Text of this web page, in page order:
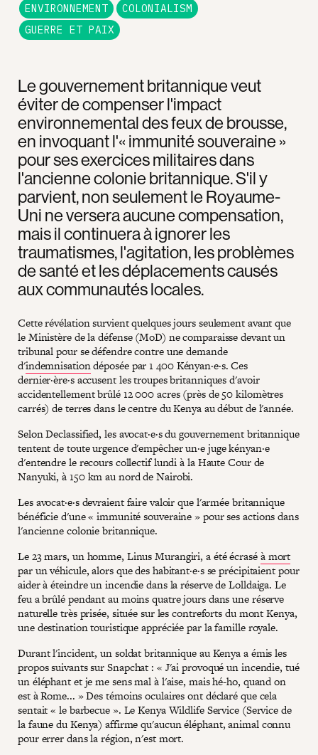
Le gouvernement britannique veut
éviter de compenser l'impact
environnemental des feux de brousse,
en invoquant l'« immunité souveraine »
pour ses exercices militaires dans
l'ancienne colonie britannique. S'il y
parvient, non seulement le Royaume-
Uni ne versera aucune compensation,
mais il continuera à ignorer les
traumatismes, l'agitation, les problèmes
de santé et les déplacements causés
aux communautés locales.
Cette révélation survient quelques jours seulement avant que
le Ministère de la défense (MoD) ne comparaisse devant un
tribunal pour se défendre contre une demande
d'indemnisationdéposée par 1 400 Kényan·e·s. Ces
dernier·ère·s accusent les troupes britanniques d'avoir
accidentellement brûlé 12 000 acres (près de 50 kilomètres
carrés) de terres dans le centre du Kenya au début de l'année.
Selon Declassified, les avocat·e·s du gouvernement britannique
tentent de toute urgence d'empêcher un·e juge kényan·e
d'entendre le recours collectif lundi à la Haute Cour de
Nanyuki, à 150 km au nord de Nairobi.
Les avocat·e·s devraient faire valoir que l'armée britannique
bénéficie d'une « immunité souveraine » pour ses actions dans
l'ancienne colonie britannique.
Le 23 mars, un homme, Linus Murangiri, a été écraséà mort
par un véhicule, alors que des habitant·e·s se précipitaient pour
aider à éteindre un incendie dans la réserve de Lolldaiga. Le
feu a brûlé pendant au moins quatre jours dans une réserve
naturelle très prisée, située sur les contreforts du mont Kenya,
une destination touristique appréciée par la famille royale.
Durant l'incident, un soldat britannique au Kenya a émis les
propos suivants sur Snapchat : « J'ai provoqué un incendie, tué
un éléphant et je me sens mal à l'aise, mais hé-ho, quand on
est à Rome... » Des témoins oculaires ont déclaré que cela
sentait « le barbecue ». Le Kenya Wildlife Service (Service de
la faune du Kenya) affirme qu'aucun éléphant, animal connu
pour errer dans la région, n'est mort.
ENVIRONNEMENT
COLONIALISM
GUERRE ET PAIX